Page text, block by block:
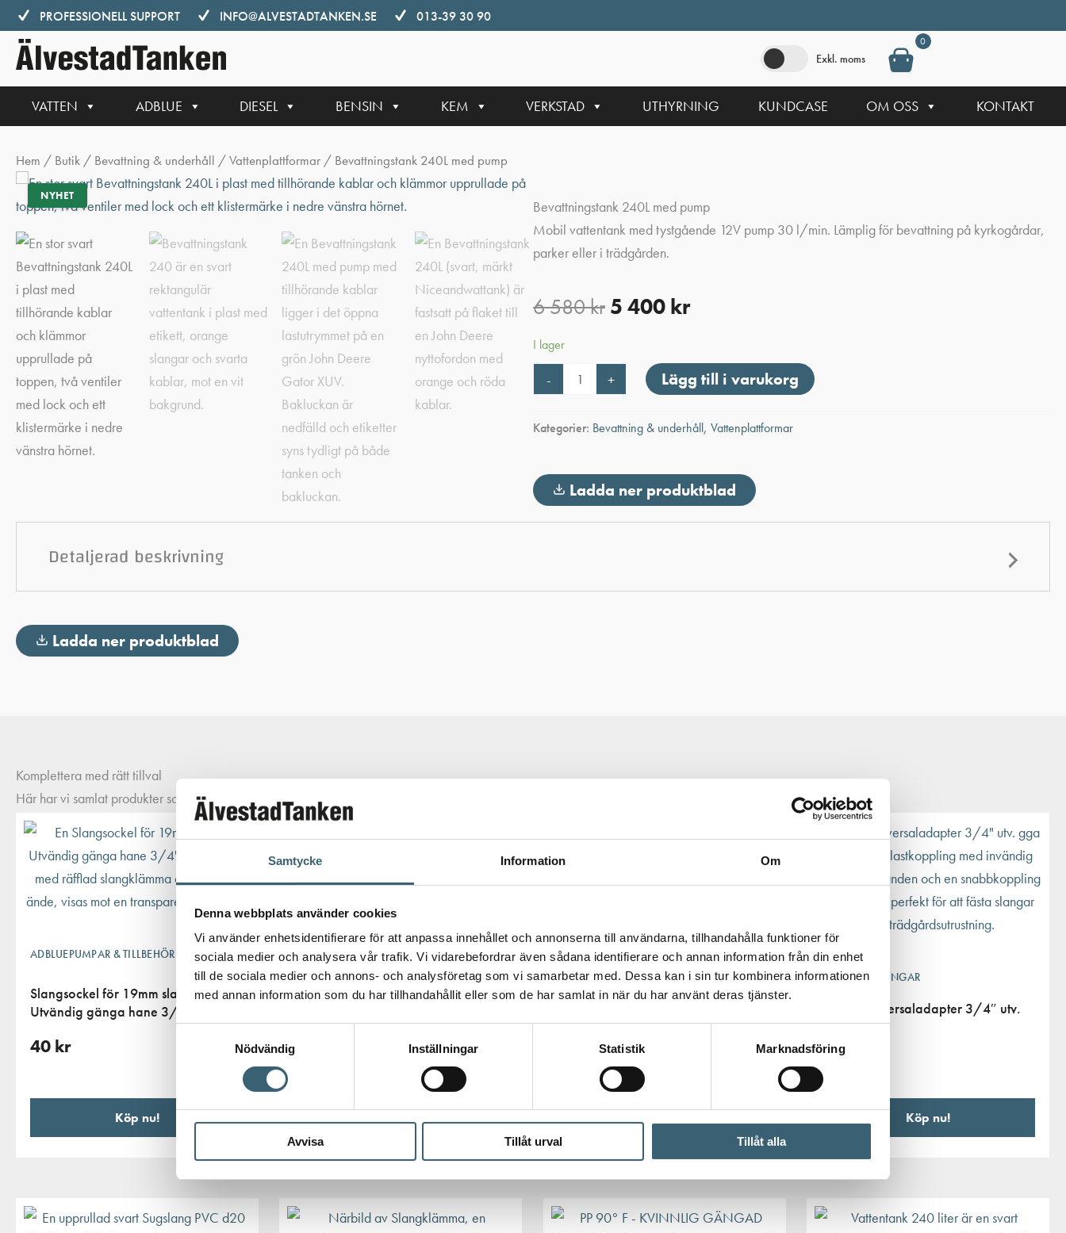
Samtycke Information Om
Denna webbplats använder cookies
Vi använder enhetsidentifierare för att anpassa innehållet och annonserna till användarna, tillhandahålla funktioner för
sociala medier och analysera vår trafik. Vi vidarebefordrar även sådana identifierare och annan information från din enhet
till de sociala medier och annons- och analysföretag som vi samarbetar med. Dessa kan i sin tur kombinera informationen
med annan information som du har tillhandahållit eller som de har samlat in när du har använt deras tjänster.
Nödvändig
Inställningar Statistik Marknadsföring
Avvisa Tillåt urval Tillåt alla
Hoppa
till
innehåll
PROFESSIONELL SUPPORT INFO@ALVESTADTANKEN.SE 013-39 30 90
Exkl. moms
0
VATTEN ADBLUE DIESEL BENSIN KEM VERKSTAD UTHYRNING KUNDCASE OM OSS KONTAKT
Hem / Butik / Bevattning & underhåll /Vattenplattformar / Bevattningstank 240L med pump
NYHET
Bevattningstank 240L med pump
Mobil vattentank med tystgående 12V pump 30 l/min. Lämplig för bevattning på kyrkogårdar,
parker eller i trädgården.
6 580kr 5 400 kr
I lager
-
240L
mängd
+ Lägg till i varukorg
Kategorier: Bevattning & underhåll, Vattenplattformar
Ladda ner produktblad
Detaljerad beskrivning
Ladda ner produktblad
Komplettera med rätt tillval
Här har vi samlat produkter som ofta passar bra ihop med det du tittar på – för en mer komplett lösning.
ADBLUEPUMPAR & TILLBEHÖR
Slangsockel för 19mm slang x
Utvändig gänga hane 3/4″
40 kr
Köp nu!
ADBLUEPUMPAR & TILLBEHÖR
Dränkbar pump 12V
1 290kr
KULVENTILER, TANKGENOMFÖRINGAR &
DELAR
Tankgenomföring PVC-U
kr
SLANGKOPPLINGAR
Claber universaladapter 3/4″ utv.
gga
21
Köp nu!